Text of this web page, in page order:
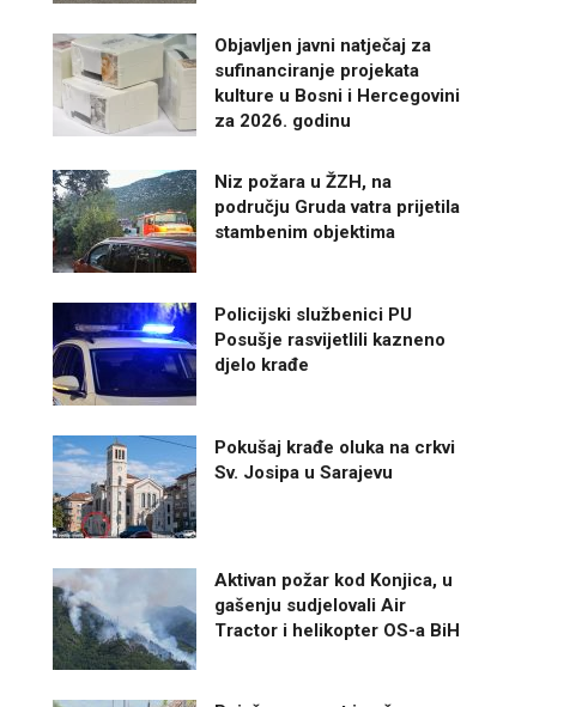
Objavljen javni natječaj za
sufinanciranje projekata
kulture u Bosni i Hercegovini
za 2026. godinu
Niz požara u ŽZH, na
području Gruda vatra prijetila
stambenim objektima
Policijski službenici PU
Posušje rasvijetlili kazneno
djelo krađe
Pokušaj krađe oluka na crkvi
Sv. Josipa u Sarajevu
Aktivan požar kod Konjica, u
gašenju sudjelovali Air
Tractor i helikopter OS-a BiH